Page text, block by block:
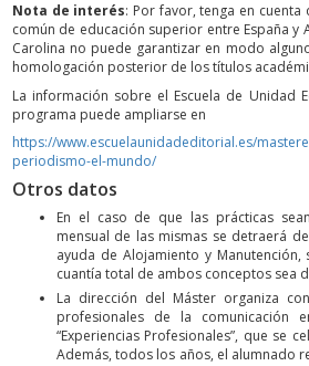
Nota de interés: Por favor, tenga en
común de educación superior entre España y
Carolina no puede garantizar en modo
homologación posterior de los títulos
La información sobre el Escuela de Unidad
programa puede ampliarse en
https://www.escuelaunidadeditorial.es/
periodismo-el-mundo/
Otros datos
En el caso de que las prácticas
mensual de las mismas se detraerá
ayuda de Alojamiento y
cuantía total de ambos conceptos sea
La dirección del Máster organiza
profesionales de la comunicación
“Experiencias Profesionales”, que se
Además, todos los años, el alumnado